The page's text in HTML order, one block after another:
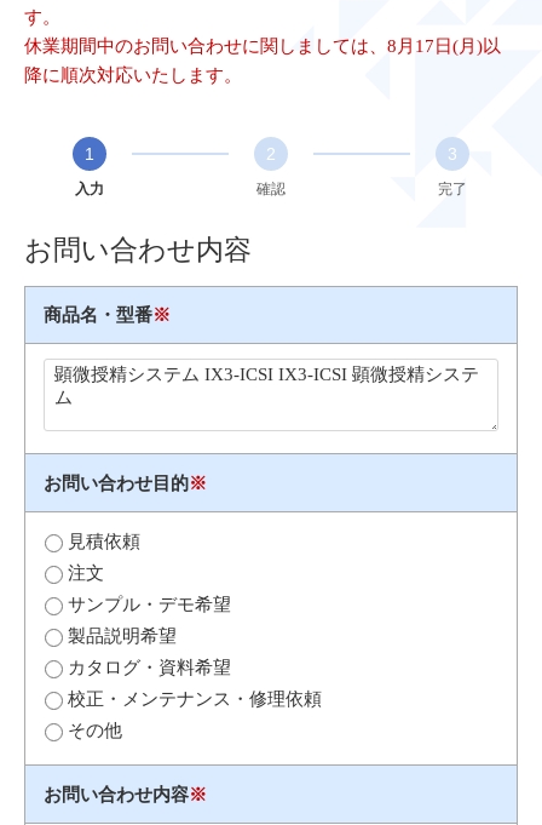
す。
休業期間中のお問い合わせに関しましては、8月17日(月)以
降に順次対応いたします。
1
入力
2
確認
3
完了
お問い合わせ内容
商品名・型番※
お問い合わせ目的※
見積依頼
注文
サンプル・デモ希望
製品説明希望
カタログ・資料希望
校正・メンテナンス・修理依頼
その他
お問い合わせ内容※